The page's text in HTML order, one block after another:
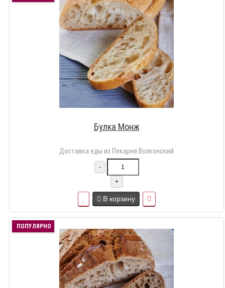
Булка Монж
Доставка еды из Пекарня Волконский
-
+
В корзину
ПОПУЛЯРНО